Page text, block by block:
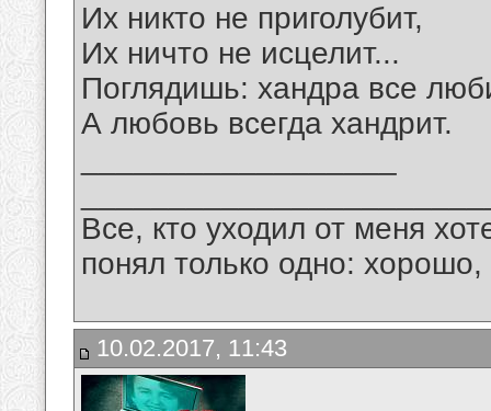
Их никто не приголубит,
Их ничто не исцелит...
Поглядишь: хандра все
А любовь всегда хандрит.
Все, кто уходил от меня
понял только одно:
10.02.2017, 11:43